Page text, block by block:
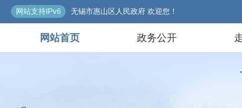
网站支持IPv6 无锡市惠山区人民政府 欢迎您！
网站首页 政务公开